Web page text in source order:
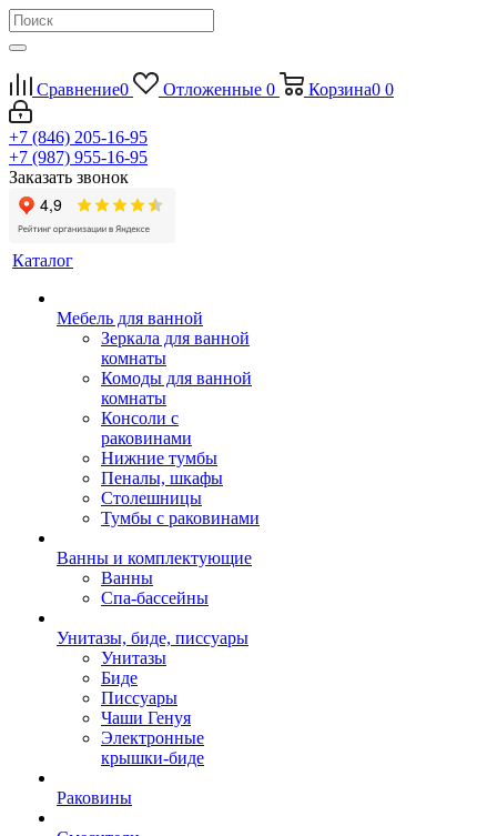
Сравнение0 Отложенные 0 Корзина0 0
+7 (846) 205-16-95
+7 (987) 955-16-95
Заказать звонок
Каталог
Мебель для ванной
Зеркала для ванной
комнаты
Комоды для ванной
комнаты
Консоли с
раковинами
Нижние тумбы
Пеналы, шкафы
Столешницы
Тумбы с раковинами
Ванны и комплектующие
Ванны
Спа-бассейны
Унитазы, биде, писсуары
Унитазы
Биде
Писсуары
Чаши Генуя
Электронные
крышки-биде
Раковины